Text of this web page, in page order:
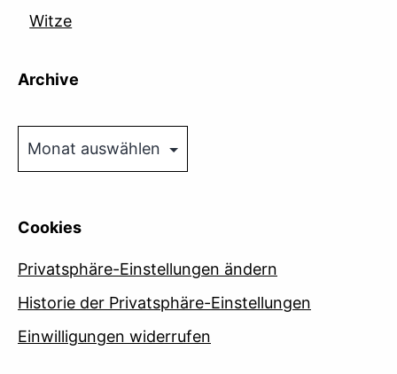
Witze
Archive
Cookies
Privatsphäre-Einstellungen ändern
Historie der Privatsphäre-Einstellungen
Einwilligungen widerrufen